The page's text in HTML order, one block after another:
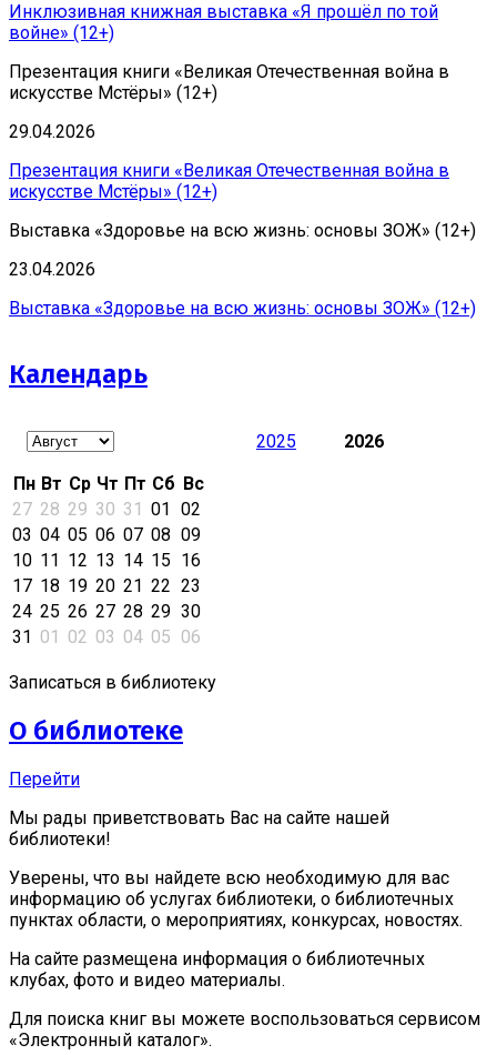
Инклюзивная книжная выставка «Я прошёл по той
войне» (12+)
Презентация книги «Великая Отечественная война в
искусстве Мстёры» (12+)
29.04.2026
Презентация книги «Великая Отечественная война в
искусстве Мстёры» (12+)
Выставка «Здоровье на всю жизнь: основы ЗОЖ» (12+)
23.04.2026
Выставка «Здоровье на всю жизнь: основы ЗОЖ» (12+)
Календарь
2025 2026
Пн Вт Ср Чт Пт Сб Вс
27 28 29 30 31 01 02
03 04 05 06 07 08 09
10 11 12 13 14 15 16
17 18 19 20 21 22 23
24 25 26 27 28 29 30
31 01 02 03 04 05 06
Записаться в библиотеку
О библиотеке
Перейти
Мы рады приветствовать Вас на сайте нашей
библиотеки!
Уверены, что вы найдете всю необходимую для вас
информацию об услугах библиотеки, о библиотечных
пунктах области, о мероприятиях, конкурсах, новостях.
На сайте размещена информация о библиотечных
клубах, фото и видео материалы.
Для поиска книг вы можете воспользоваться сервисом
«Электронный каталог».